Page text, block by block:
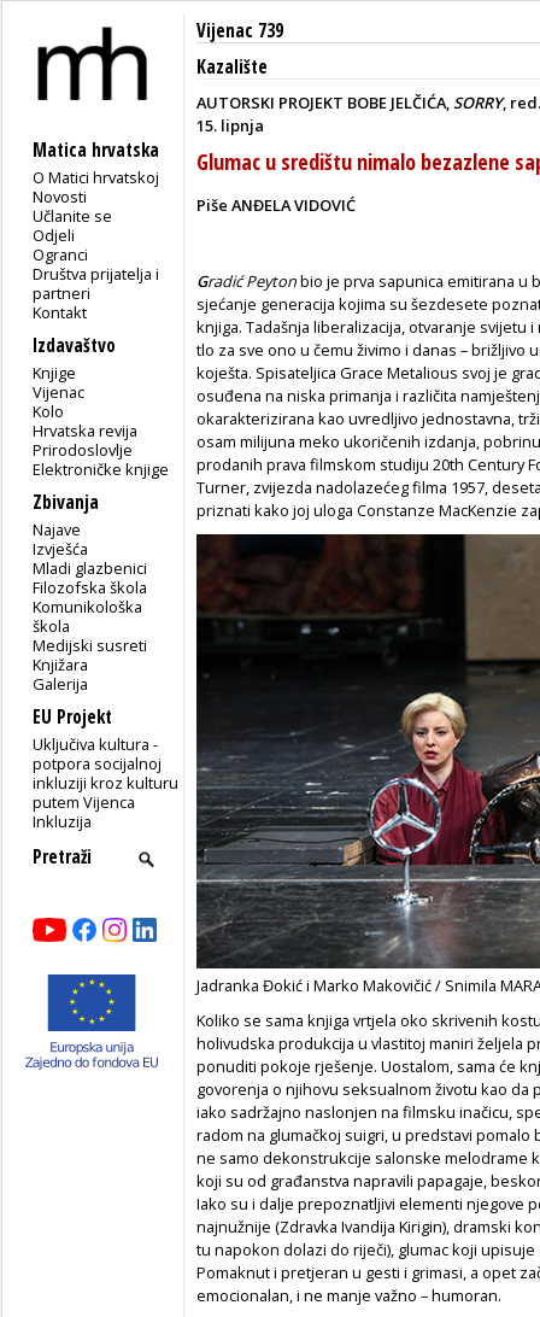
Matica hrvatska
O Matici hrvatskoj
Novosti
Učlanite se
Odjeli
Ogranci
Društva prijatelja i
partneri
Kontakt
Izdavaštvo
Knjige
Vijenac
Kolo
Hrvatska revija
Prirodoslovlje
Elektroničke knjige
Zbivanja
Najave
Izvješća
Mladi glazbenici
Filozofska škola
Komunikološka
škola
Medijski susreti
Knjižara
Galerija
EU Projekt
Uključiva kultura -
potpora socijalnoj
inkluziji kroz kulturu
putem Vijenca
Inkluzija
Vijenac 739
Kazalište
AUTORSKI PROJEKT BOBE JELČIĆA,SORRY,
15. lipnja
Glumac u središtu nimalo bezazlene
Piše ANĐELA VIDOVIĆ
Gradić Peytonbio je prva sapunica emitirana u
sjećanje generacija kojima su šezdesete
knjiga. Tadašnja liberalizacija, otvaranje
tlo za sve ono u čemu živimo i danas –
koješta. Spisateljica Grace Metalious svoj je
osuđena na niska primanja i različita
okarakterizirana kao uvredljivo jednostavna,
osam milijuna meko ukoričenih izdanja,
prodanih prava filmskom studiju 20th Century
Turner, zvijezda nadolazećeg filma 1957,
priznati kako joj uloga Constanze MacKenzie
Jadranka Đokić i Marko Makovičić / Snimila
Koliko se sama knjiga vrtjela oko skrivenih
holivudska produkcija u vlastitoj maniri željela
ponuditi pokoje rješenje. Uostalom, sama će
govorenja o njihovu seksualnom životu kao da
iako sadržajno naslonjen na filmsku inačicu,
radom na glumačkoj suigri, u predstavi pomalo
ne samo dekonstrukcije salonske melodrame
koji su od građanstva napravili papagaje,
Iako su i dalje prepoznatljivi elementi njegove
najnužnije (Zdravka Ivandija Kirigin), dramski
tu napokon dolazi do riječi), glumac koji
Pomaknut i pretjeran u gesti i grimasi, a opet
emocionalan, i ne manje važno – humoran.